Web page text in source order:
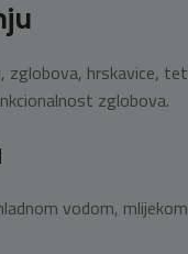
hrskavice,
zglobova.
vodom,